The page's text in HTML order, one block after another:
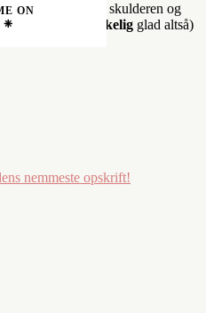
klap dig selv på skulderen og
to (jeg bliver
virkelig glad altså)
nemmeste opskrift!
ON
❈